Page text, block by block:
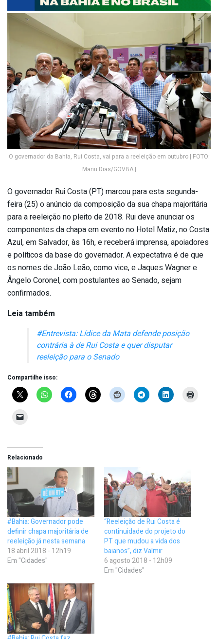
O governador da Bahia, Rui Costa, vai para a reeleição em outubro | FOTO:
Manu Dias/GOVBA |
O governador Rui Costa (PT) marcou para esta segunda-
feira (25) o anúncio da composição da sua chapa majoritária
para a reeleição no pleito de 2018. Rui deve anunciar os
componentes da chapa em evento no Hotel Matiz, no Costa
Azul, em Salvador, às 16h, e receberá imprensa, apoiadores
e políticos da base do governador. A expectativa é de que
os nomes de João Leão, como vice, e Jaques Wagner e
Ângelo Coronel, com postulantes ao Senado, sejam
confirmados.
Leia também
#Entrevista: Lídice da Mata defende posição
contrária à de Rui Costa e quer disputar
reeleição para o Senado
Compartilhe isso:
Relacionado
#Bahia: Governador pode
definir chapa majoritária de
reeleição já nesta semana
18 abril 2018 - 12h19
Em "Cidades"
“Reeleição de Rui Costa é
continuidade do projeto do
PT que mudou a vida dos
baianos”, diz Valmir
6 agosto 2018 - 12h09
Em "Cidades"